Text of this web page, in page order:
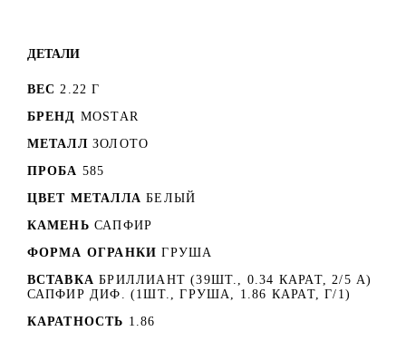
ДЕТАЛИ
ВЕС 2.22 Г
БРЕНД MOSTAR
МЕТАЛЛ ЗОЛОТО
ПРОБА 585
ЦВЕТ МЕТАЛЛА БЕЛЫЙ
КАМЕНЬ САПФИР
ФОРМА ОГРАНКИ ГРУША
ВСТАВКА БРИЛЛИАНТ (39ШТ., 0.34 КАРАТ, 2/5 А)
САПФИР ДИФ. (1ШТ., ГРУША, 1.86 КАРАТ, Г/1)
КАРАТНОСТЬ 1.86